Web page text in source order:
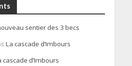
sentier des 3 becs
La cascade d’Imbours
cascade d’Imbours